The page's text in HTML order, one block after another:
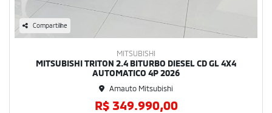
Compartilhe
MITSUBISHI
MITSUBISHI TRITON 2.4 BITURBO DIESEL CD GL 4X4
AUTOMATICO 4P 2026
Amauto Mitsubishi
R$ 349.990,00